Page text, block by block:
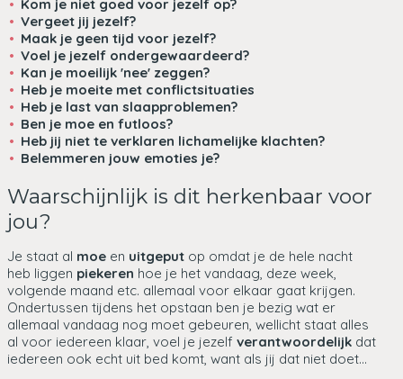
Kom je niet goed voor jezelf op?
Vergeet jij jezelf?
Maak je geen tijd voor jezelf?
Voel je jezelf ondergewaardeerd?
Kan je moeilijk 'nee' zeggen?
Heb je moeite met conflictsituaties
Heb je last van slaapproblemen?
Ben je moe en futloos?
Heb jij niet te verklaren lichamelijke klachten?
Belemmeren jouw emoties je?
Waarschijnlijk is dit herkenbaar voor
jou?
Je staat al moe en uitgeput op omdat je de hele nacht
heb liggen piekeren hoe je het vandaag, deze week,
volgende maand etc. allemaal voor elkaar gaat krijgen.
Ondertussen tijdens het opstaan ben je bezig wat er
allemaal vandaag nog moet gebeuren, wellicht staat alles
al voor iedereen klaar, voel je jezelf verantwoordelijk dat
iedereen ook echt uit bed komt, want als jij dat niet doet...